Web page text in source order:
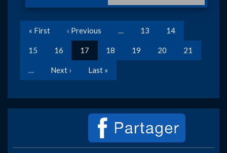
DE
Pagination
Première
« First
Page
précédente
‹ Previous … Page
13 Page
14
Page
15 Page
16
Page
courante
17 Page
18 Page
19 Page
20 Page
21
…
Page
suivante
Next ›
Dernière
page
Last »